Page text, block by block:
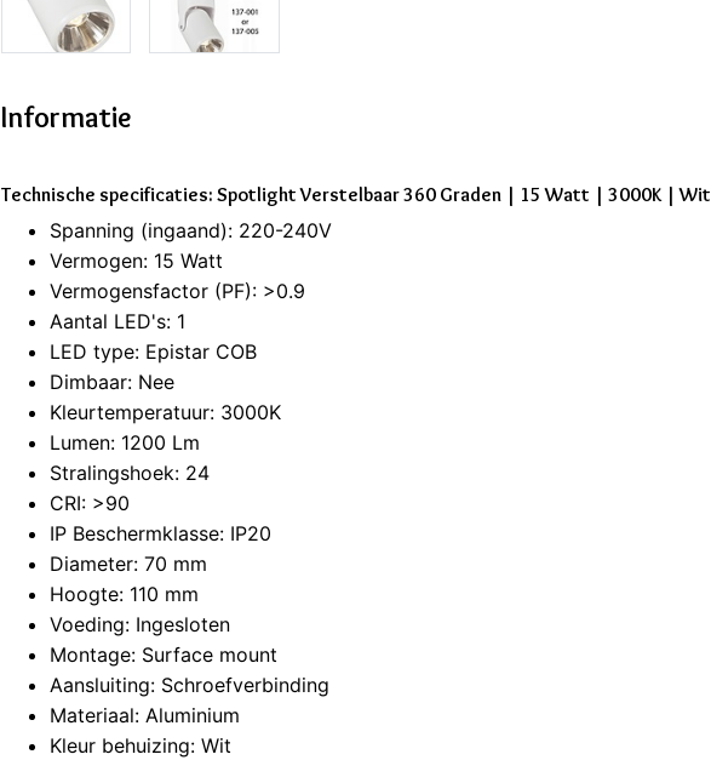
Informatie
Technische specificaties: Spotlight Verstelbaar 360 Graden | 15 Watt | 3000K | Wit
Spanning (ingaand): 220-240V
Vermogen: 15 Watt
Vermogensfactor (PF): >0.9
Aantal LED's: 1
LED type: Epistar COB
Dimbaar: Nee
Kleurtemperatuur: 3000K
Lumen: 1200 Lm
Stralingshoek: 24
CRI: >90
IP Beschermklasse: IP20
Diameter: 70 mm
Hoogte: 110 mm
Voeding: Ingesloten
Montage: Surface mount
Aansluiting: Schroefverbinding
Materiaal: Aluminium
Kleur behuizing: Wit